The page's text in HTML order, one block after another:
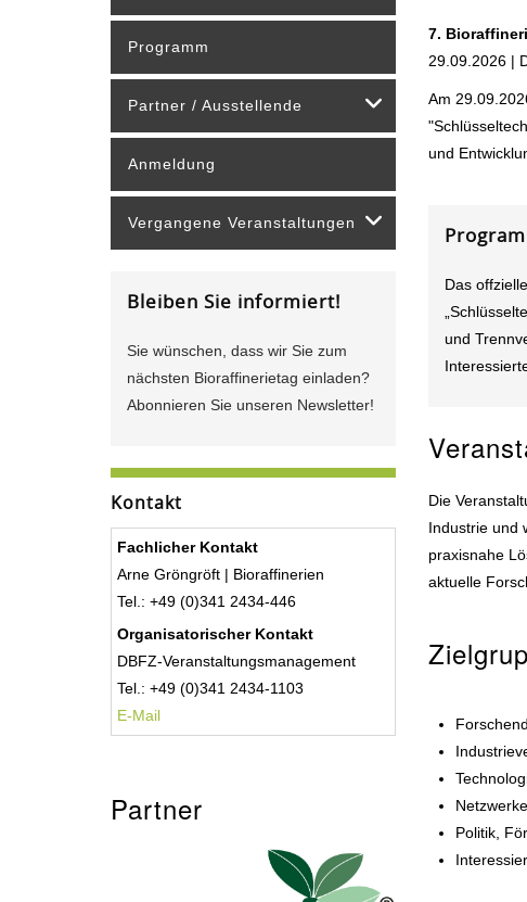
7.
29.09.2026 |
Am
und
Das
und
Die
Industrie und
praxisnahe
aktuelle
Politik,
Programm
Partner / Ausstellende
Anmeldung
Vergangene Veranstaltungen
Bleiben Sie informiert!
Sie wünschen, dass wir Sie zum
nächsten Bioraffinerietag einladen?
Abonnieren Sie unseren Newsletter!
Kontakt
Fachlicher Kontakt
Arne Gröngröft | Bioraffinerien
Tel.: +49 (0)341 2434-446
Organisatorischer Kontakt
DBFZ-Veranstaltungsmanagement
Tel.: +49 (0)341 2434-1103
E-Mail
Partner